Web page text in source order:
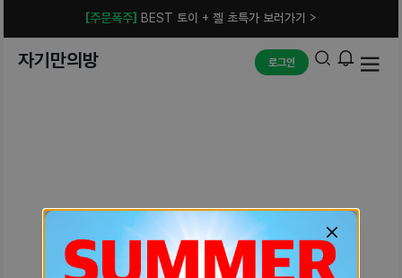
[주문폭주] BEST 토이 + 젤 초특가 보러가기 >
자기만의방 로그인